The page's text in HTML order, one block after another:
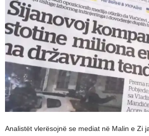
Analistët vlerësojnë se mediat në Malin e Zi